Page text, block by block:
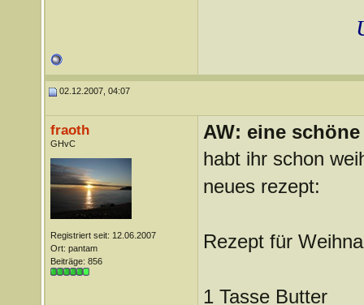
02.12.2007, 04:07
fraoth
GHvC
Registriert seit: 12.06.2007
Ort: pantam
Beiträge: 856
AW: eine
habt ihr schon
neues rezept:
Rezept für
1 Tasse Butter